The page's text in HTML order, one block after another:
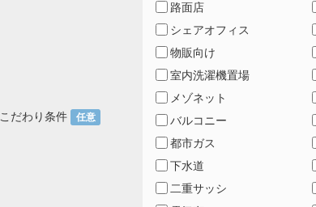
こだわり条件 任意
路面店
シェアオフィス
物販向け
室内洗濯機置場
メゾネット
バルコニー
都市ガス
下水道
二重サッシ